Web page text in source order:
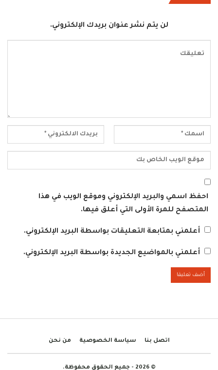
لن يتم نشر عنوان بريدك الإلكتروني.
احفظ اسمي والبريد الإلكتروني وموقع الويب في هذا
المتصفح للمرة الأولى التي أعلق فيها.
أعلمني بمتابعة التعليقات بواسطة البريد الإلكتروني.
أعلمني بالمواضيع الجديدة بواسطة البريد الإلكتروني.
اتصل بنا سياسة الخصوصية من نحن
© 2026 - جميع الحقوق محفوظة.